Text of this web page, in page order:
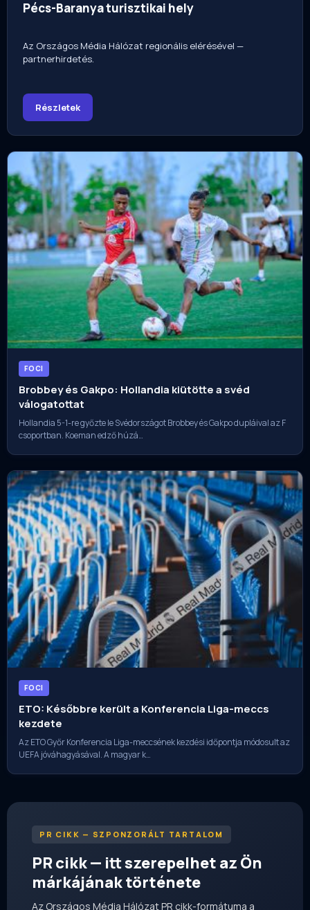
Pécs-Baranya turisztikai hely
Az Országos Média Hálózat regionális elérésével —
partnerhirdetés.
Részletek
FOCI
Brobbey és Gakpo: Hollandia kiütötte a svéd
válogatottat
Hollandia 5-1-re győzte le Svédországot Brobbey és Gakpo dupláival az F
csoportban. Koeman edző húzá…
FOCI
ETO: Későbbre került a Konferencia Liga-meccs
kezdete
Az ETO Győr Konferencia Liga-meccsének kezdési időpontja módosult az
UEFA jóváhagyásával. A magyar k…
PR CIKK — SZPONZORÁLT TARTALOM
PR cikk — itt szerepelhet az Ön
márkájának története
Az Országos Média Hálózat PR cikk-formátuma a